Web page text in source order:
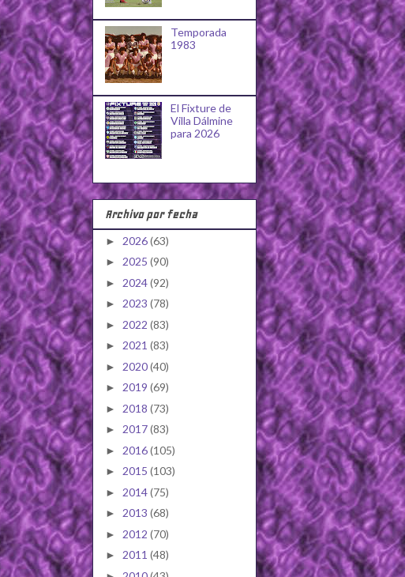
Temporada
1983
El Fixture de
Villa Dálmine
para 2026
Archivo por fecha
► 2026(63)
► 2025 (90)
► 2024(92)
► 2023 (78)
► 2022 (83)
► 2021 (83)
► 2020(40)
► 2019 (69)
► 2018 (73)
► 2017(83)
► 2016(105)
► 2015 (103)
► 2014(75)
► 2013 (68)
► 2012 (70)
► 2011 (48)